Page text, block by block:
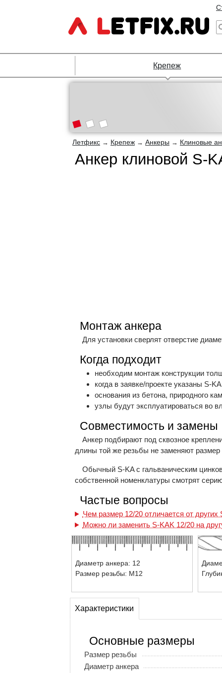
Крепеж
Летфикс → Крепеж → Анкеры → Клиновые
Анкер клиновой S-
Монтаж анкера
Для установки сверлят отверстие
Когда подходит
необходим монтаж конструкции
когда в заявке/проекте указаны S-
основания из бетона, природного
узлы будут эксплуатироваться во
Совместимость и замены
Анкер подбирают под сквозное
длины той же резьбы не заменяют размер
Обычный S-KA с гальваническим
собственной номенклатуры смотрят
Частые вопросы
Чем размер 12/20 отличается от
Можно ли заменить S-KAK 12/20 на
Диаметр анкера: 12
Размер резьбы: М12
Характеристики
Основные размеры
Размер резьбы
Диаметр анкера